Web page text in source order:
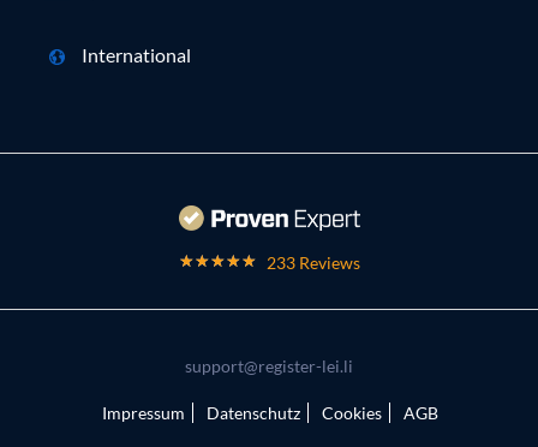
International
233 Reviews
support@register-lei.li
Impressum Datenschutz Cookies AGB